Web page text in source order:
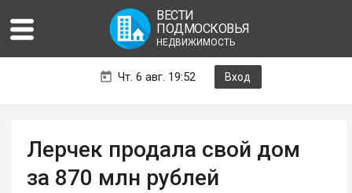
ВЕСТИ
ПОДМОСКОВЬЯ
НЕДВИЖИМОСТЬ
Чт. 6 авг. 19:52 Вход
Лерчек продала свой дом
за 870 млн рублей